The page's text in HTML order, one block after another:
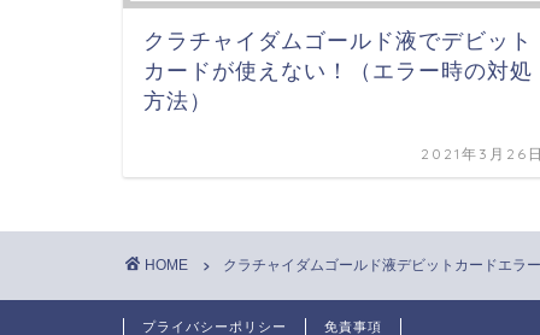
クラチャイダムゴールド液でデビット
カードが使えない！（エラー時の対処
方法）
2021年3月26
HOME クラチャイダムゴールド液デビットカードエラー
プライバシーポリシー 免責事項